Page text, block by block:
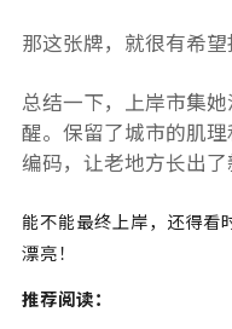
那这张牌，就很有希望
总结一下，上岸市集
醒。保留了城市的肌
编码，让老地方长出了
能不能最终上岸，还得看
漂亮！
推荐阅读：